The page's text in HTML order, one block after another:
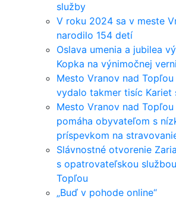
služby
V roku 2024 sa v meste
narodilo 154 detí
Oslava umenia a jubilea
Kopka na výnimočnej
Mesto Vranov nad
vydalo takmer tisíc Kariet
Mesto Vranov nad
pomáha obyvateľom s
príspevkom na
Slávnostné otvorenie
s opatrovateľskou
Topľou
„Buď v pohode online“